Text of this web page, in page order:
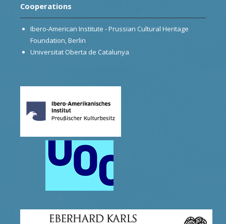
Cooperations
Ibero-American Institute - Prussian Cultural Heritage
Foundation, Berlin
Universitat Oberta de Catalunya